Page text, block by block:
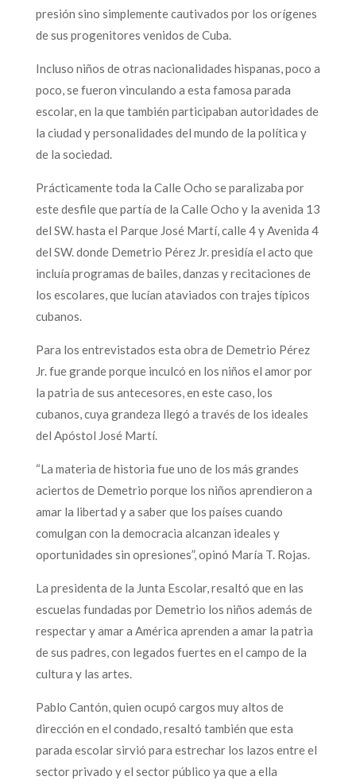
presión sino simplemente cautivados por los orígenes
de sus progenitores venidos de Cuba.
Incluso niños de otras nacionalidades hispanas, poco a
poco, se fueron vinculando a esta famosa parada
escolar, en la que también participaban autoridades de
la ciudad y personalidades del mundo de la política y
de la sociedad.
Prácticamente toda la Calle Ocho se paralizaba por
este desfile que partía de la Calle Ocho y la avenida 13
del SW. hasta el Parque José Martí, calle 4 y Avenida 4
del SW. donde Demetrio Pérez Jr. presidía el acto que
incluía programas de bailes, danzas y recitaciones de
los escolares, que lucían ataviados con trajes típicos
cubanos.
Para los entrevistados esta obra de Demetrio Pérez
Jr. fue grande porque inculcó en los niños el amor por
la patria de sus antecesores, en este caso, los
cubanos, cuya grandeza llegó a través de los ideales
del Apóstol José Martí.
“La materia de historia fue uno de los más grandes
aciertos de Demetrio porque los niños aprendieron a
amar la libertad y a saber que los países cuando
comulgan con la democracia alcanzan ideales y
oportunidades sin opresiones”, opinó María T. Rojas.
La presidenta de la Junta Escolar, resaltó que en las
escuelas fundadas por Demetrio los niños además de
respectar y amar a América aprenden a amar la patria
de sus padres, con legados fuertes en el campo de la
cultura y las artes.
Pablo Cantón, quien ocupó cargos muy altos de
dirección en el condado, resaltó también que esta
parada escolar sirvió para estrechar los lazos entre el
sector privado y el sector público ya que a ella